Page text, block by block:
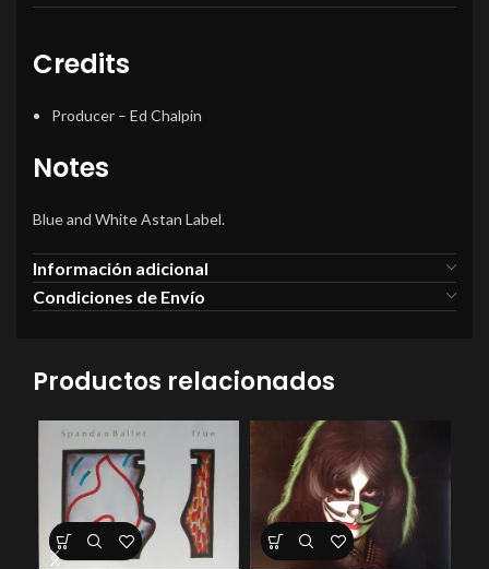
Credits
Producer – Ed Chalpin
Notes
Blue and White Astan Label.
Información adicional
Condiciones de Envío
Productos relacionados